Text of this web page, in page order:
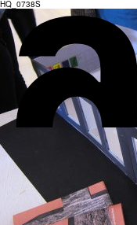
HQ_0738S